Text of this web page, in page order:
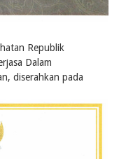
Republik
Dalam
diserahkan pada